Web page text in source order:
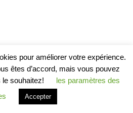
pour améliorer votre expérience.
êtes d’accord, mais vous pouvez
souhaitez!
les paramètres des
Accepter